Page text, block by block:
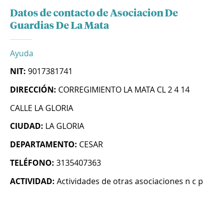
Datos de contacto de Asociacion De
Guardias De La Mata
Ayuda
NIT: 9017381741
DIRECCIÓN: CORREGIMIENTO LA MATA CL 2 4 14
CALLE LA GLORIA
CIUDAD: LA GLORIA
DEPARTAMENTO: CESAR
TELÉFONO: 3135407363
ACTIVIDAD: Actividades de otras asociaciones n c p